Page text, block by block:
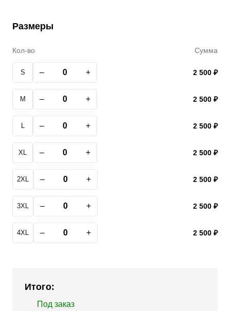
Размеры
Кол-во Сумма
S – + 2 500 ₽
M – + 2 500 ₽
L – + 2 500 ₽
XL – + 2 500 ₽
2XL – + 2 500 ₽
3XL – + 2 500 ₽
4XL – + 2 500 ₽
Итого:
Под заказ